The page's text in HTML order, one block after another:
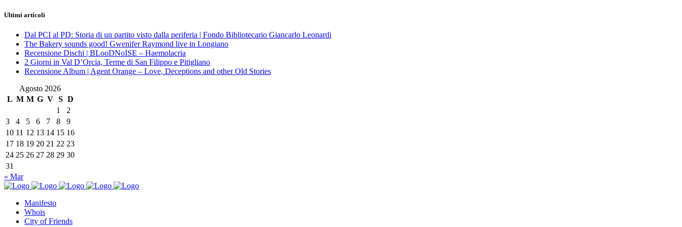
Ultimi articoli
Dal PCI al PD: Storia di un partito visto dalla periferia | Fondo Bibliotecario Giancarlo Leonardi
The Bakery sounds good! Gwenifer Raymond live in Longiano
Recensione Dischi | BLooDNoISE – Haemolacria
2 Giorni in Val D’Orcia, Terme di San Filippo e Pitigliano
Recensione Album | Agent Orange – Love, Deceptions and other Old Stories
Agosto 2026
L M M G V S D
1
2
3
4 5 6 7 8
9
10 11 12 13 14 15 16
17 18 19 20 21 22 23
24 25 26 27 28 29 30
31
« Mar
Manifesto
Whois
City of Friends